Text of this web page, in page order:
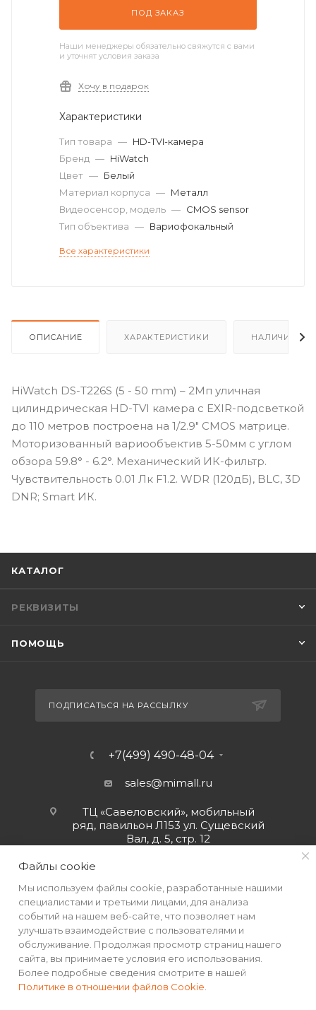
ПОД ЗАКАЗ
Наши менеджеры обязательно свяжутся с вами
и уточнят условия заказа
Хочу в подарок
Характеристики
Тип товара — HD-TVI-камера
Бренд — HiWatch
Цвет — Белый
Материал корпуса — Металл
Видеосенсор, модель — CMOS sensor
Тип объектива — Вариофокальный
Все характеристики
ОПИСАНИЕ ХАРАКТЕРИСТИКИ НАЛИЧИЕ
HiWatch DS-T226S (5 - 50 mm) – 2Мп уличная
цилиндрическая HD-TVI камера с EXIR-подсветкой
до 110 метров построена на 1/2.9" CMOS матрице.
Моторизованный вариообъектив 5-50мм с углом
обзора 59.8° - 6.2°. Механический ИК-фильтр.
Чувствительность 0.01 Лк F1.2. WDR (120дБ), BLC, 3D
DNR; Smart ИК.
КАТАЛОГ
РЕКВИЗИТЫ
ПОМОЩЬ
ПОДПИСАТЬСЯ НА РАССЫЛКУ
+7(499) 490-48-04
sales@mimall.ru
ТЦ «Савеловский», мобильный
ряд, павильон Л153 ул. Сущевский
Вал, д. 5, стр. 12
2026 © Интернет-магазин MiMall® • Не является публичной
Файлы cookie
Мы используем файлы cookie, разработанные нашими
специалистами и третьими лицами, для анализа
событий на нашем веб-сайте, что позволяет нам
улучшать взаимодействие с пользователями и
обслуживание. Продолжая просмотр страниц нашего
сайта, вы принимаете условия его использования.
Более подробные сведения смотрите в нашей
Политике в отношении файлов Cookie